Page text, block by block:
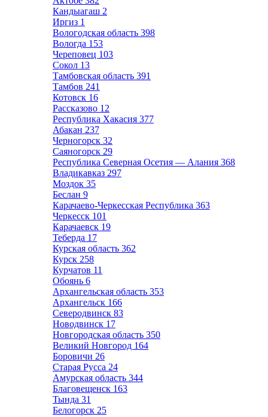
Кандыагаш 2
Иргиз 1
Вологодская область 398
Вологда 153
Череповец 103
Сокол 13
Тамбовская область 391
Тамбов 241
Котовск 16
Рассказово 12
Республика Хакасия 377
Абакан 237
Черногорск 32
Саяногорск 29
Республика Северная Осетия — Алания 368
Владикавказ 297
Моздок 35
Беслан 9
Карачаево-Черкесская Республика 363
Черкесск 101
Карачаевск 19
Теберда 17
Курская область 362
Курск 258
Курчатов 11
Обоянь 6
Архангельская область 353
Архангельск 166
Северодвинск 83
Новодвинск 17
Новгородская область 350
Великий Новгород 164
Боровичи 26
Старая Русса 24
Амурская область 344
Благовещенск 163
Тында 31
Белогорск 25